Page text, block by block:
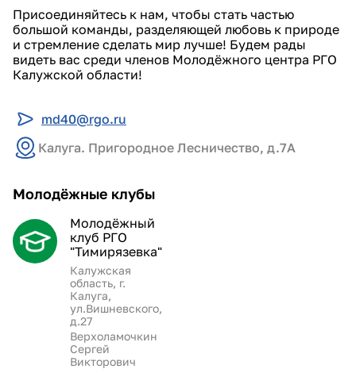
Присоединяйтесь к нам, чтобы стать частью
большой команды, разделяющей любовь к природе
и стремление сделать мир лучше! Будем рады
видеть вас среди членов Молодёжного центра РГО
Калужской области!
md40@rgo.ru
Калуга. Пригородное Лесничество, д.7А
Молодёжные клубы
Молодёжный
клуб РГО
"Тимирязевка"
Калужская
область, г.
Калуга,
ул.Вишневского,
д.27
Верхоламочкин
Сергей
Викторович